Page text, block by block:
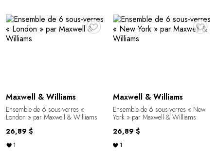
♥
Maxwell & Williams
Ensemble de 6 sous-verres «
London » par Maxwell & Williams
26,89 $
1
♥
Maxwell & Williams
Ensemble de 6 sous-verres « New
York » par Maxwell & Williams
26,89 $
1